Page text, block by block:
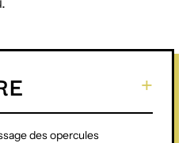
des opercules